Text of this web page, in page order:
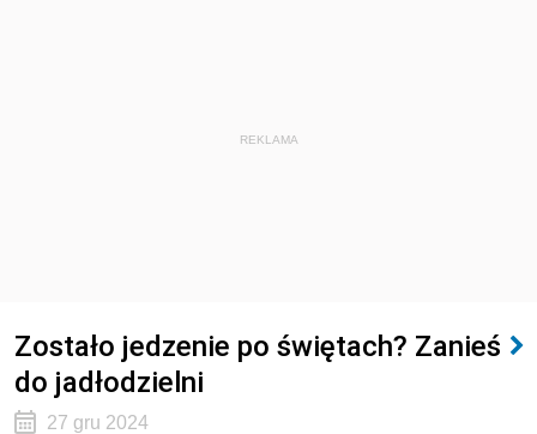
REKLAMA
Zostało jedzenie po świętach? Zanieś
do jadłodzielni
27 gru 2024